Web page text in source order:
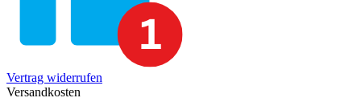
Vertrag widerrufen
Versandkosten